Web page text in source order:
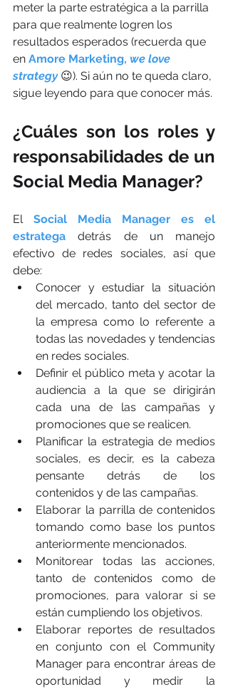
meter la parte estratégica a la parrilla
para que realmente logren los
resultados esperados (recuerda que
en Amore Marketing, we love
strategy 😉). Si aún no te queda claro,
sigue leyendo para que conocer más.
¿Cuáles son los roles y
responsabilidades de un
Social Media Manager?
El Social Media Manager es el
estratega detrás de un manejo
efectivo de redes sociales, así que
debe:
Conocer y estudiar la situación
del mercado, tanto del sector de
la empresa como lo referente a
todas las novedades y tendencias
en redes sociales.
Definir el público meta y acotar la
audiencia a la que se dirigirán
cada una de las campañas y
promociones que se realicen.
Planificar la estrategia de medios
sociales, es decir, es la cabeza
pensante detrás de los
contenidos y de las campañas.
Elaborar la parrilla de contenidos
tomando como base los puntos
anteriormente mencionados.
Monitorear todas las acciones,
tanto de contenidos como de
promociones, para valorar si se
están cumpliendo los objetivos.
Elaborar reportes de resultados
en conjunto con el Community
Manager para encontrar áreas de
oportunidad y medir la